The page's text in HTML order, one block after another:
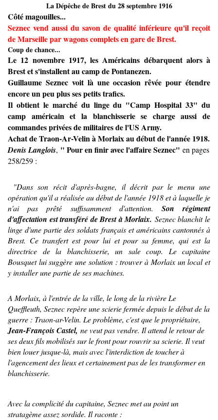
La Dépêche de Brest du 28 septembre 1916
Côté magouilles...
Seznec vend aussi du savon de qualité inférieure qu'il reçoit
de Marseille par wagons complets en gare de Brest.
Coup de chance...
Le 12 novembre 1917, les Américains débarquent alors à
Brest et s'installent au camp de Pontanezen.
Guillaume Seznec voit là une occasion rêvée pour étendre
encore un peu plus ses petits trafics.
Il obtient le marché du linge du "Camp Hospital 33" du
camp américain et la blanchisserie se charge aussi de
commandes privées de militaires de l'US Army.
Achat de Traon-Ar-Velin à Morlaix au début de l'année 1918.
Denis Langlois, " Pour en finir avec l'affaire Seznec" en pages
258/259 :
"Dans son récit d'après-bagne, il décrit par le menu une
opération qu'il a réaliséeau début de l'année 1918et à laquelle je
n'ai pas prêté suffisamment d'attention. Son régiment
d'affectation est transféré de Brest à Morlaix. Seznec blanchit le
linge d'une partie des soldats français et américains cantonnés à
Brest. Ce transfert est pour lui et pour sa femme, qui est la
directrice de la blanchisserie, un sale coup. Le capitaine
Bousquet lui suggère une solution : trouver à Morlaix un local et
y installer une partie de ses machines.
A Morlaix, à l'entrée de la ville, le long de la rivière Le
Queffleuth, Seznec repère une scierie fermée depuis le début de la
guerre : Traon-ar-Velin. Le problème, c'est que le propriétaire,
Jean-François Castel, ne veut pas vendre. Il attend le retour de
ses deux fils mobilisés sur le front pour rouvrir sa scierie. Il veut
bien louer jusque-là, mais avec l'interdiction de toucher à
l'agencement des lieux et certainement pas de les transformer en
blanchisserie.
Avec la complicité du capitaine, Seznec met au point un
stratagème assez sordide. Il raconte :